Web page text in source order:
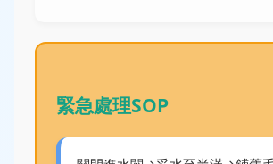
緊急處理SOP